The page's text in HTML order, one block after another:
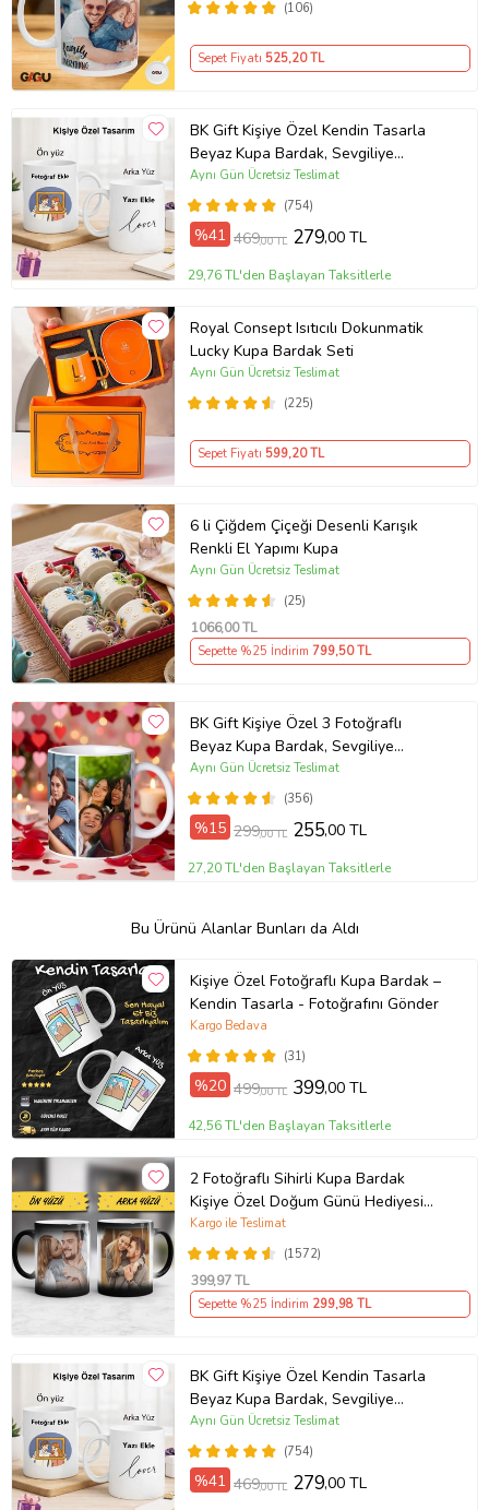
(106)
Sepet Fiyatı 525,20 TL
BK Gift Kişiye Özel Kendin Tasarla
Beyaz Kupa Bardak, Sevgiliye
Hediye, Arkadaşa Hediye, Doğum
Günü Hediyesi(754)
Aynı Gün Ücretsiz Teslimat
%41 469,00 TL 279,00 TL
29,76 TL'den Başlayan Taksitlerle
Royal Consept Isıtıcılı Dokunmatik
Lucky Kupa Bardak Seti
(225)
Aynı Gün Ücretsiz Teslimat
Sepet Fiyatı 599,20 TL
6 li Çiğdem Çiçeği Desenli Karışık
Renkli El Yapımı Kupa
(25)
Aynı Gün Ücretsiz Teslimat
1066,00 TL
Sepette %25 İndirim 799,50 TL
BK Gift Kişiye Özel 3 Fotoğraflı
Beyaz Kupa Bardak, Sevgiliye
Hediye, Arkadaşa Hediye
(356)
Aynı Gün Ücretsiz Teslimat
%15 299,00 TL 255,00 TL
27,20 TL'den Başlayan Taksitlerle
Bu Ürünü Alanlar Bunları da Aldı
Kişiye Özel Fotoğraflı Kupa Bardak –
Kendin Tasarla - Fotoğrafını Gönder
(31)
Kargo Bedava
%20 499,00 TL 399,00 TL
42,56 TL'den Başlayan Taksitlerle
2 Fotoğraflı Sihirli Kupa Bardak
Kişiye Özel Doğum Günü Hediyesi
Sevgiliye Hediye Anneye Babaya
Ablaya Abiye Kız Erkek Kardeşe
Arkadaşa Resimli Günü Yıl Dönümü
Hediyesi
(1572)
Kargo ile Teslimat
399,97 TL
Sepette %25 İndirim 299,98 TL
BK Gift Kişiye Özel Kendin Tasarla
Beyaz Kupa Bardak, Sevgiliye
Hediye, Arkadaşa Hediye, Doğum
Günü Hediyesi(754)
Aynı Gün Ücretsiz Teslimat
%41 469,00 TL 279,00 TL